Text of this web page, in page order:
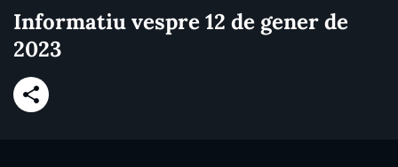
Informatiu vespre 12 de gener de
2023
share